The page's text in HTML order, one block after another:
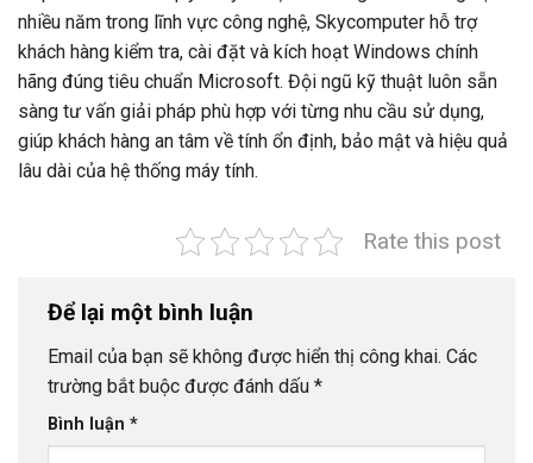
nhiều năm trong lĩnh vực công nghệ, Skycomputer hỗ trợ
khách hàng kiểm tra, cài đặt và kích hoạt Windows chính
hãng đúng tiêu chuẩn Microsoft. Đội ngũ kỹ thuật luôn sẵn
sàng tư vấn giải pháp phù hợp với từng nhu cầu sử dụng,
giúp khách hàng an tâm về tính ổn định, bảo mật và hiệu quả
lâu dài của hệ thống máy tính.
Rate this post
Để lại một bình luận
Email của bạn sẽ không được hiển thị công khai. Các
trường bắt buộc được đánh dấu *
Bình luận *